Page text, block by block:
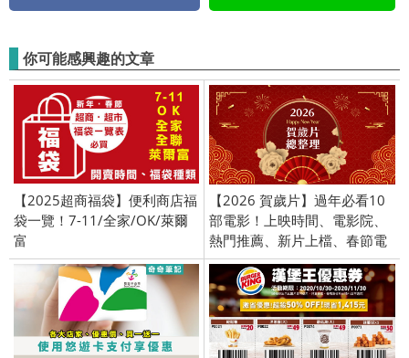
你可能感興趣的文章
【2025超商福袋】便利商店福
袋一覽！7-11/全家/OK/萊爾
富
【2026 賀歲片】過年必看10
部電影！上映時間、電影院、
熱門推薦、新片上檔、春節電
影推薦、經典國片